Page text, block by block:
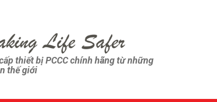
thiết bị PCCC chính hãng từ những
thế giới